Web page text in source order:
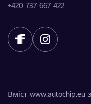
+420 737 667 422
Вміст